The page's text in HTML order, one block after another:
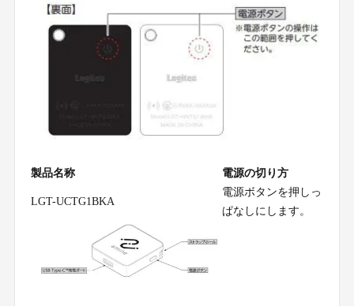
製品名称 電源の切り方
LGT-UCTG1BKA
電源ボタンを押しっ
ぱなしにします。